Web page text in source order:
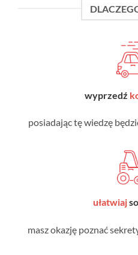
wyprzedź
posiadając tę wiedzę
ułatwiaj
masz okazję poznać